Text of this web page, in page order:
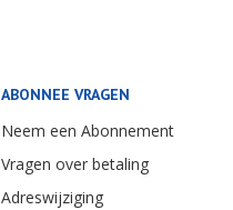
ABONNEE VRAGEN
Neem een Abonnement
Vragen over betaling
Adreswijziging